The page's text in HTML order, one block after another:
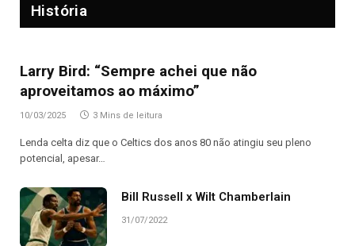
História
Larry Bird: “Sempre achei que não
aproveitamos ao máximo”
10/03/2025 3 Mins de leitura
Lenda celta diz que o Celtics dos anos 80 não atingiu seu pleno
potencial, apesar…
Bill Russell x Wilt Chamberlain
31/07/2022